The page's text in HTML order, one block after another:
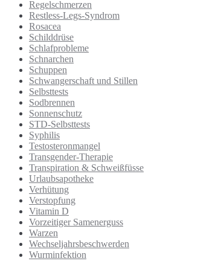
Regelschmerzen
Restless-Legs-Syndrom
Rosacea
Schilddrüse
Schlafprobleme
Schnarchen
Schuppen
Schwangerschaft und Stillen
Selbsttests
Sodbrennen
Sonnenschutz
STD-Selbsttests
Syphilis
Testosteronmangel
Transgender-Therapie
Transpiration & Schweißfüsse
Urlaubsapotheke
Verhütung
Verstopfung
Vitamin D
Vorzeitiger Samenerguss
Warzen
Wechseljahrsbeschwerden
Wurminfektion